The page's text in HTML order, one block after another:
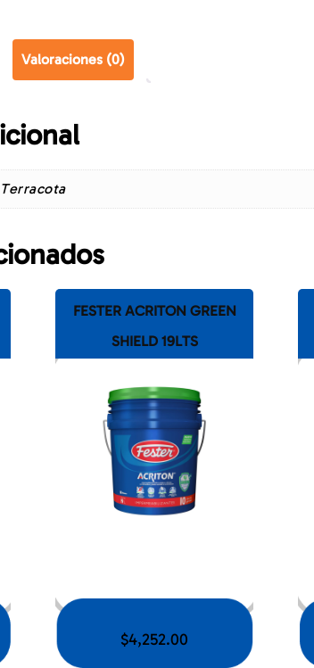
Valoraciones (0)
FESTER ACRITON GREEN
SHIELD 19LTS
$4,252.00